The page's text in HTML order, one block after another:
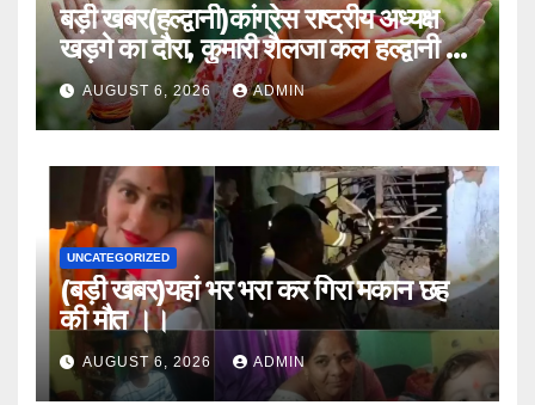
बड़ी खबर(हल्द्वानी)कांग्रेस राष्ट्रीय अध्यक्ष
खड़गे का दौरा, कुमारी शैलजा कल हल्द्वानी में
।।AUGUST 6, 2026 ADMIN
UNCATEGORIZED
(बड़ी खबर)यहां भर भरा कर गिरा मकान छह
की मौत ।।
AUGUST 6, 2026 ADMIN